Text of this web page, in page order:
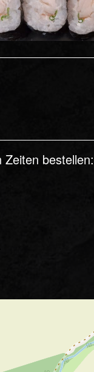
bestellen: